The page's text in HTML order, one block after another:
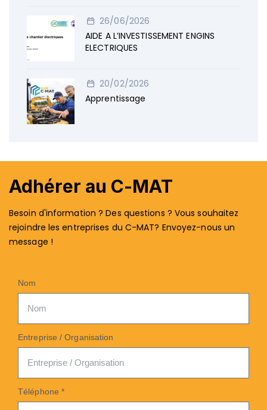
26/06/2026
AIDE A L’INVESTISSEMENT ENGINS
ELECTRIQUES
20/02/2026
Apprentissage
Adhérer au C-MAT
Besoin d'information ? Des questions ? Vous souhaitez
rejoindre les entreprises du C-MAT? Envoyez-nous un
message !
Nom
Entreprise / Organisation
Téléphone *